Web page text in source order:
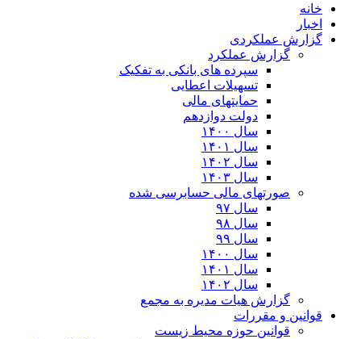
خانه
اخبار
گزارش عملکردی
گزارش عملکرد
سپرده های بانکی به تفکیک
تسهیلات اعطایی
حمایتهای مالی
دولت دوازدهم
سال ۱۴۰۰
سال ۱۴۰۱
سال ۱۴۰۲
سال ۱۴۰۳
صورتهای مالی حسابرسی شده
سال ۹۷
سال ۹۸
سال ۹۹
سال ۱۴۰۰
سال ۱۴۰۱
سال ۱۴۰۲
گزارش هیات مدیره به مجمع
قوانین و مقررات
قوانین حوزه محیط زیست